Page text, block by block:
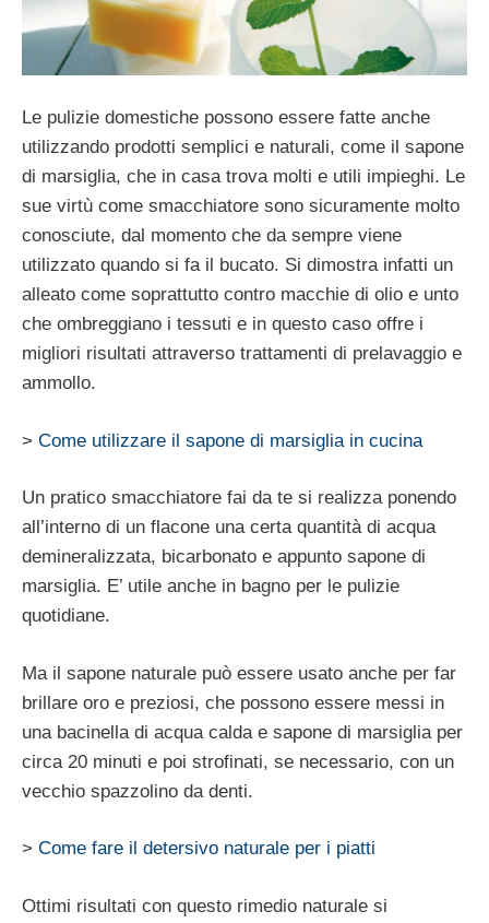
Le pulizie domestiche possono essere fatte anche
utilizzando prodotti semplici e naturali, come il sapone
di marsiglia, che in casa trova molti e utili impieghi. Le
sue virtù come smacchiatore sono sicuramente molto
conosciute, dal momento che da sempre viene
utilizzato quando si fa il bucato. Si dimostra infatti un
alleato come soprattutto contro macchie di olio e unto
che ombreggiano i tessuti e in questo caso offre i
migliori risultati attraverso trattamenti di prelavaggio e
ammollo.
> Come utilizzare il sapone di marsiglia in cucina
Un pratico smacchiatore fai da te si realizza ponendo
all’interno di un flacone una certa quantità di acqua
demineralizzata, bicarbonato e appunto sapone di
marsiglia. E’ utile anche in bagno per le pulizie
quotidiane.
Ma il sapone naturale può essere usato anche per far
brillare oro e preziosi, che possono essere messi in
una bacinella di acqua calda e sapone di marsiglia per
circa 20 minuti e poi strofinati, se necessario, con un
vecchio spazzolino da denti.
> Come fare il detersivo naturale per i piatti
Ottimi risultati con questo rimedio naturale si